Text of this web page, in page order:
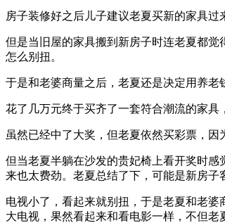
房子装修好之后儿子建议老夏买新的家具
但是当旧屋的家具搬到新房子时连老夏都
怎么别扭。
于是和老婆商量之后，老夏还是决定用养老
花了几万元终于买齐了一套符合潮流的家具
虽然已经中了大奖，但老夏依然买彩票，因
但当老夏半躺在沙发的贵妃椅上看开奖时
来也太费劲。老夏总结了下，可能是新房子
电视小了，看起来就别扭，于是老夏和老
大电视，果然看起来和看电影一样，不但老